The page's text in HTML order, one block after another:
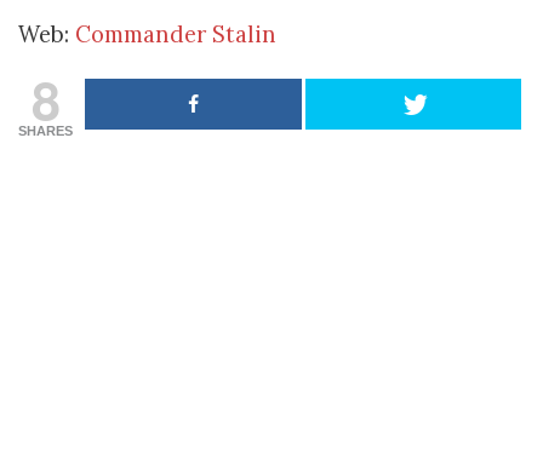
Web: Commander Stalin
8
SHARES